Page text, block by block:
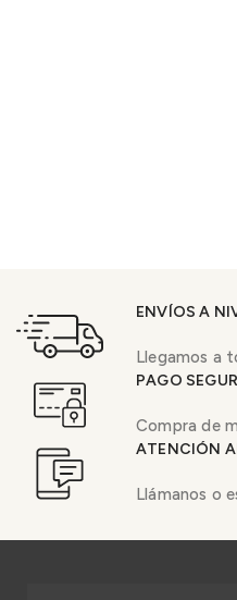
ENVÍOS A
Llegamos a
PAGO
Compra de
ATENCIÓN
Llámanos o